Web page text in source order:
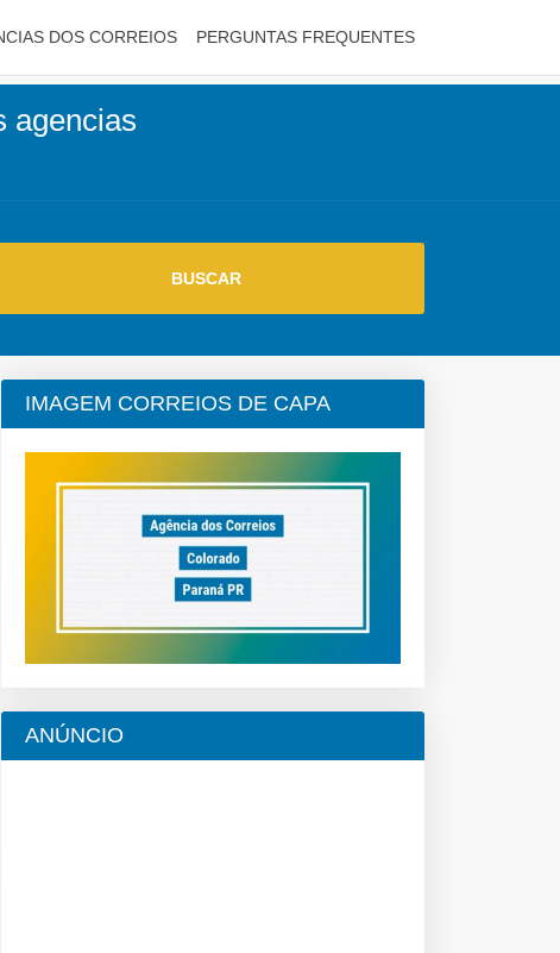
DOS CORREIOS PERGUNTAS FREQUENTES
agencias
IMAGEM CORREIOS DE CAPA
ANÚNCIO